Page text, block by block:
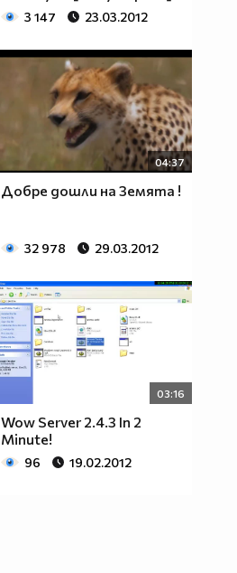
3 147 23.03.2012
04:37
Добре дошли на Земята !
32 978 29.03.2012
03:16
Wow Server 2.4.3 In 2
Minute!
96 19.02.2012